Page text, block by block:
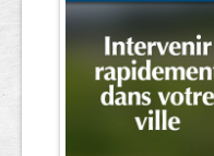
Contact et devis